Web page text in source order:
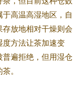
高温高湿地区，自
放地相对干燥则会
方法让茶加速变
遍拒绝，但用湿仓
。